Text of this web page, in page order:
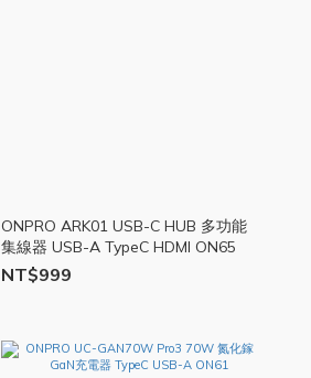
ONPRO ARK01 USB-C HUB 多功能
集線器 USB-A TypeC HDMI ON65
NT$999